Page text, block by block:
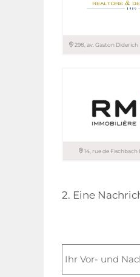
298, av. Gaston
14, rue de Fischbach
2. Eine